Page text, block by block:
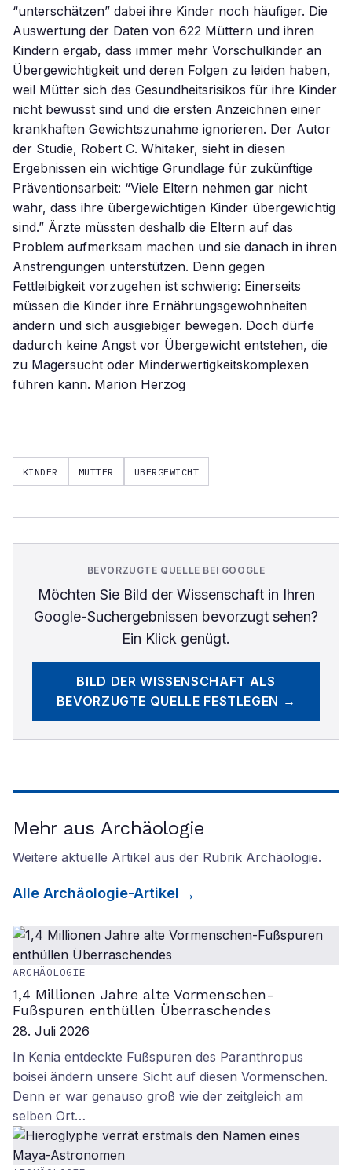
“unterschätzen” dabei ihre Kinder noch häufiger. Die
Auswertung der Daten von 622 Müttern und ihren
Kindern ergab, dass immer mehr Vorschulkinder an
Übergewichtigkeit und deren Folgen zu leiden haben,
weil Mütter sich des Gesundheitsrisikos für ihre Kinder
nicht bewusst sind und die ersten Anzeichnen einer
krankhaften Gewichtszunahme ignorieren. Der Autor
der Studie, Robert C. Whitaker, sieht in diesen
Ergebnissen ein wichtige Grundlage für zukünftige
Präventionsarbeit: “Viele Eltern nehmen gar nicht
wahr, dass ihre übergewichtigen Kinder übergewichtig
sind.” Ärzte müssten deshalb die Eltern auf das
Problem aufmerksam machen und sie danach in ihren
Anstrengungen unterstützen. Denn gegen
Fettleibigkeit vorzugehen ist schwierig: Einerseits
müssen die Kinder ihre Ernährungsgewohnheiten
ändern und sich ausgiebiger bewegen. Doch dürfe
dadurch keine Angst vor Übergewicht entstehen, die
zu Magersucht oder Minderwertigkeitskomplexen
führen kann. Marion Herzog
KINDER MUTTER ÜBERGEWICHT
BEVORZUGTE QUELLE BEI GOOGLE
Möchten Sie Bild der Wissenschaftin Ihren
Google-Suchergebnissen bevorzugt sehen?
Ein Klick genügt.
BILD DER WISSENSCHAFT ALS
BEVORZUGTE QUELLE FESTLEGEN →
Mehr aus Archäologie
Weitere aktuelle Artikel aus der Rubrik Archäologie.
Alle Archäologie-Artikel
ARCHÄOLOGIE
1,4 Millionen Jahre alte Vormenschen-
Fußspuren enthüllen Überraschendes
28. Juli 2026
In Kenia entdeckte Fußspuren des Paranthropus
boisei ändern unsere Sicht auf diesen Vormenschen.
Denn er war genauso groß wie der zeitgleich am
selben Ort…